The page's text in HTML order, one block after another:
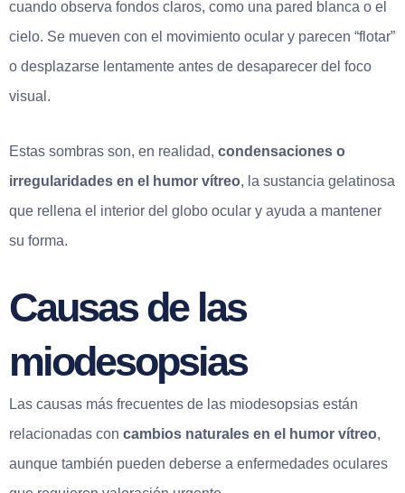
cuando observa fondos claros, como una pared blanca o el
cielo. Se mueven con el movimiento ocular y parecen “flotar”
o desplazarse lentamente antes de desaparecer del foco
visual.
Estas sombras son, en realidad, condensaciones o
irregularidades en el humor vítreo, la sustancia gelatinosa
que rellena el interior del globo ocular y ayuda a mantener
su forma.
Causas de las
miodesopsias
Las causas más frecuentes de las miodesopsias están
relacionadas con cambios naturales en el humor vítreo,
aunque también pueden deberse a enfermedades oculares